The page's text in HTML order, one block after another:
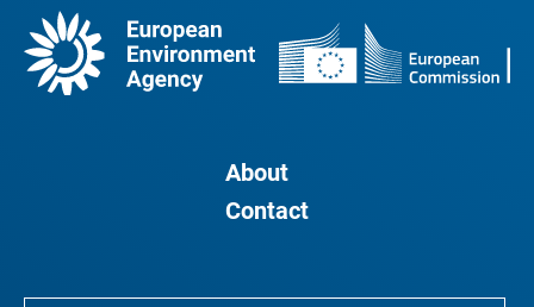
About
Contact